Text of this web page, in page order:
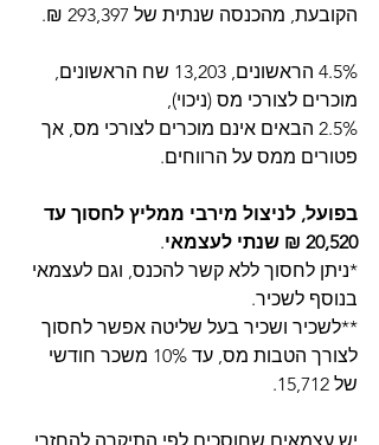
הקובעת, מהכנסה שנתית של 293,397 ₪.
4.5% הראשונים, 13,203 שח הראשונים,
מוכרים לצורכי מס (ניכוי),
2.5% הבאים אינם מוכרים לצורכי מס, אך
פטורים ממס על הרווחים.
בפועל, לניצול מירבי ממליץ לחסוך עד
20,520 ₪ שנתי לעצמאי
.
*ניתן לחסוך ללא קשר להכנס, וגם לעצמאי
בנוסף לשכיר.
**לשכיר ושכיר בעל שליטה אפשר לחסוך
לצורך הטבות מס, עד 10% משכר חודשי
של 15,712.